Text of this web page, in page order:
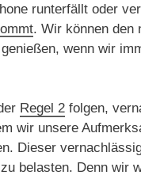
runterfällt oder
. Wir können den
wenn wir
Regel 2 folgen,
wir unsere
Dieser
belasten. Denn wir